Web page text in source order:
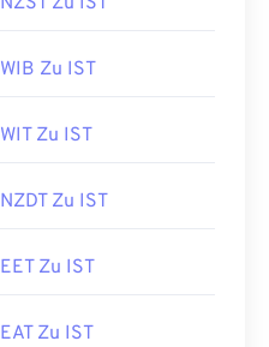
WIB Zu IST
WIT Zu IST
NZDT Zu IST
EET Zu IST
EAT Zu IST